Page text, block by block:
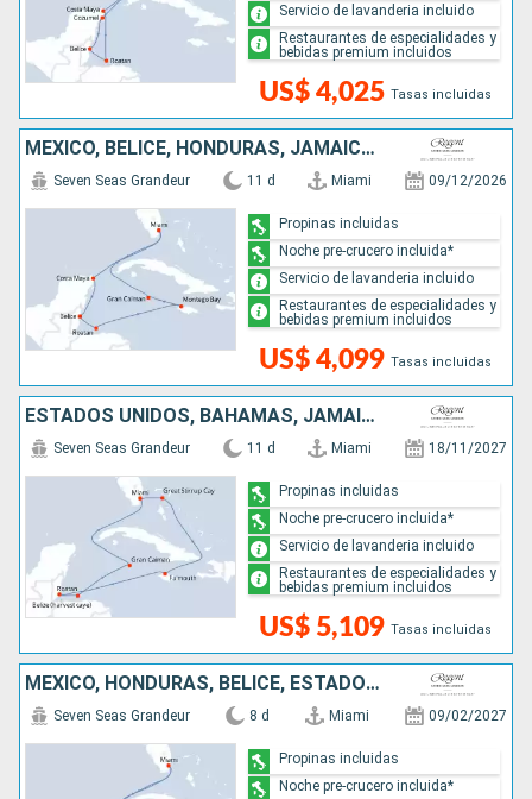
US$ 4,025 Tasas incluidas
Servicio de lavanderia incluido
Restaurantes de especialidades y
bebidas premium incluidos
MÉXICO, BELICE, HONDURAS, JAMAICA, ISLAS CAIMÁN, ESTADOS UNIDOS
Seven Seas Grandeur 11 d Miami 09/12/2026
US$ 4,099 Tasas incluidas
Propinas incluidas
Noche pre-crucero incluida*
Servicio de lavanderia incluido
Restaurantes de especialidades y
bebidas premium incluidos
ESTADOS UNIDOS, BAHAMAS, JAMAICA, BELICE, HONDURAS, ISLAS CAIMÁN
Seven Seas Grandeur 11 d Miami 18/11/2027
US$ 5,109 Tasas incluidas
Propinas incluidas
Noche pre-crucero incluida*
Servicio de lavanderia incluido
Restaurantes de especialidades y
bebidas premium incluidos
MÉXICO, HONDURAS, BELICE, ESTADOS UNIDOS
Seven Seas Grandeur 8 d Miami 09/02/2027
Propinas incluidas
Noche pre-crucero incluida*